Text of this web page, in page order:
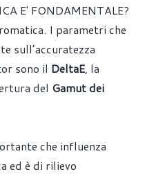
E' FONDAMENTALE?
I parametri che
sull’accuratezza
sono il DeltaE, la
del Gamut dei
che influenza
ed è di rilievo